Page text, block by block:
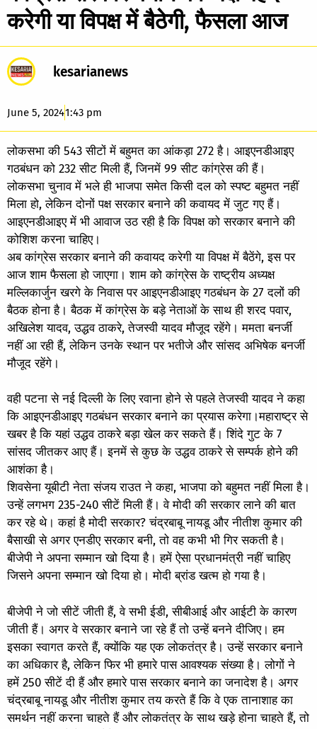
करेगी या विपक्ष में बैठेगी, फैसला आज
kesarianews
June 5, 20241:43 pm
लोकसभा की 543 सीटों में बहुमत का आंकड़ा 272 है। आइएनडीआइए
गठबंधन को 232 सीट मिली हैं, जिनमें 99 सीट कांग्रेस की हैं।
लोकसभा चुनाव में भले ही भाजपा समेत किसी दल को स्पष्ट बहुमत नहीं
मिला हो, लेकिन दोनों पक्ष सरकार बनाने की कवायद में जुट गए हैं।
आइएनडीआइए में भी आवाज उठ रही है कि विपक्ष को सरकार बनाने की
कोशिश करना चाहिए।
अब कांग्रेस सरकार बनाने की कवायद करेगी या विपक्ष में बैठेंगे, इस पर
आज शाम फैसला हो जाएगा। शाम को कांग्रेस के राष्ट्रीय अध्यक्ष
मल्लिकार्जुन खरगे के निवास पर आइएनडीआइए गठबंधन के 27 दलों की
बैठक होना है। बैठक में कांग्रेस के बड़े नेताओं के साथ ही शरद पवार,
अखिलेश यादव, उद्धव ठाकरे, तेजस्वी यादव मौजूद रहेंगे। ममता बनर्जी
नहीं आ रही हैं, लेकिन उनके स्थान पर भतीजे और सांसद अभिषेक बनर्जी
मौजूद रहेंगे।
वही पटना से नई दिल्ली के लिए रवाना होने से पहले तेजस्वी यादव ने कहा
कि आइएनडीआइए गठबंधन सरकार बनाने का प्रयास करेगा।महाराष्ट्र से
खबर है कि यहां उद्धव ठाकरे बड़ा खेल कर सकते हैं। शिंदे गुट के 7
सांसद जीतकर आए हैं। इनमें से कुछ के उद्धव ठाकरे से सम्पर्क होने की
आशंका है।
शिवसेना यूबीटी नेता संजय राउत ने कहा, भाजपा को बहुमत नहीं मिला है।
उन्हें लगभग 235-240 सीटें मिली हैं। वे मोदी की सरकार लाने की बात
कर रहे थे। कहां है मोदी सरकार? चंद्रबाबू नायडू और नीतीश कुमार की
बैसाखी से अगर एनडीए सरकार बनी, तो वह कभी भी गिर सकती है।
बीजेपी ने अपना सम्मान खो दिया है। हमें ऐसा प्रधानमंत्री नहीं चाहिए
जिसने अपना सम्मान खो दिया हो। मोदी ब्रांड खत्म हो गया है।
बीजेपी ने जो सीटें जीती हैं, वे सभी ईडी, सीबीआई और आईटी के कारण
जीती हैं। अगर वे सरकार बनाने जा रहे हैं तो उन्हें बनने दीजिए। हम
इसका स्वागत करते हैं, क्योंकि यह एक लोकतंत्र है। उन्हें सरकार बनाने
का अधिकार है, लेकिन फिर भी हमारे पास आवश्यक संख्या है। लोगों ने
हमें 250 सीटें दी हैं और हमारे पास सरकार बनाने का जनादेश है। अगर
चंद्रबाबू नायडू और नीतीश कुमार तय करते हैं कि वे एक तानाशाह का
समर्थन नहीं करना चाहते हैं और लोकतंत्र के साथ खड़े होना चाहते हैं, तो